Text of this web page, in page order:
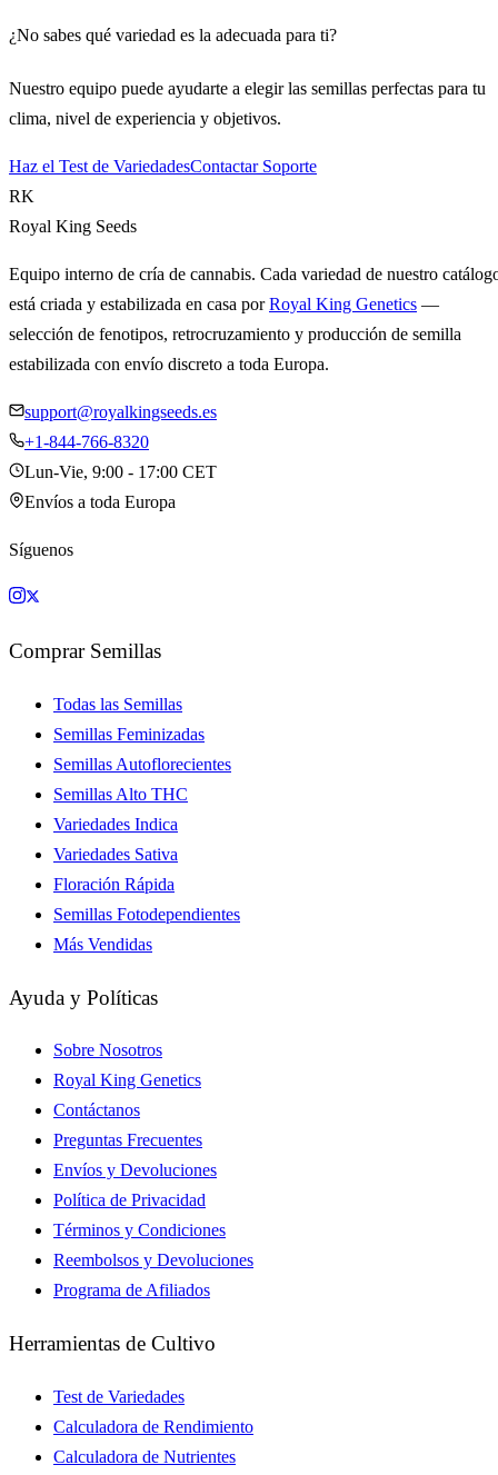
¿No sabes qué variedad es la adecuada para ti?
Nuestro equipo puede ayudarte a elegir las semillas perfectas para tu
clima, nivel de experiencia y objetivos.
Haz el Test de VariedadesContactar Soporte
RK
Royal King Seeds
Equipo interno de cría de cannabis. Cada variedad de nuestro
está criada y estabilizada en casa porRoyal King Genetics —
selección de fenotipos, retrocruzamiento y producción de semilla
estabilizada con envío discreto a toda Europa.
support@royalkingseeds.es
+1-844-766-8320
Lun-Vie, 9:00 - 17:00 CET
Envíos a toda Europa
Síguenos
Comprar Semillas
Todas las Semillas
Semillas Feminizadas
Semillas Autoflorecientes
Semillas Alto THC
Variedades Indica
Variedades Sativa
Floración Rápida
Semillas Fotodependientes
Más Vendidas
Ayuda y Políticas
Sobre Nosotros
Royal King Genetics
Contáctanos
Preguntas Frecuentes
Envíos y Devoluciones
Política de Privacidad
Términos y Condiciones
Reembolsos y Devoluciones
Programa de Afiliados
Herramientas de Cultivo
Test de Variedades
Calculadora de Rendimiento
Calculadora de Nutrientes